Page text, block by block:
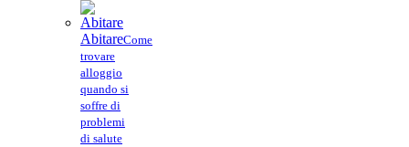
AbitareCome
trovare
alloggio
quando si
soffre di
problemi
di salute